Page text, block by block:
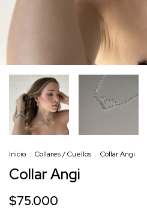
Inicio . Collares / Cuellos . Collar Angi
Collar Angi
$75.000